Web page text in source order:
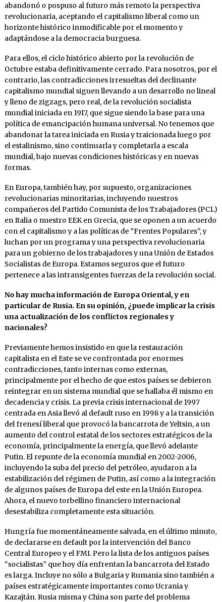
abandonó o pospuso al futuro más remoto la perspectiva
revolucionaria, aceptando el capitalismo liberal como un
horizonte histórico inmodificable por el momento y
adaptándose a la democracia burguesa.
Para ellos, el ciclo histórico abierto por la revolución de
Octubre estaba definitivamente cerrado. Para nosotros, por el
contrario, las contradicciones irresueltas del declinante
capitalismo mundial siguen llevando a un desarrollo no lineal
y lleno de zigzags, pero real, de la revolución socialista
mundial iniciada en 1917, que sigue siendo la base para una
política de emancipación humana universal. No tenemos que
abandonar la tarea iniciada en Rusia y traicionada luego por
el estalinismo, sino continuarla y completarla a escala
mundial, bajo nuevas condiciones históricas y en nuevas
formas.
En Europa, también hay, por supuesto, organizaciones
revolucionarias minoritarias, incluyendo nuestros
compañeros del Partido Comunista de los Trabajadores (PCL)
en Italia o nuestro EEK en Grecia, que se oponen a un acuerdo
con el capitalismo y a las políticas de “Frentes Populares”, y
luchan por un programa y una perspectiva revolucionaria
para un gobierno de los trabajadores y una Unión de Estados
Socialistas de Europa. Estamos seguros que el futuro
pertenece a las intransigentes fuerzas de la revolución social.
No hay mucha información de Europa Oriental, y en
particular de Rusia. En su opinión, ¿puede implicar la crisis
una actualización de los conflictos regionales y
nacionales?
Previamente hemos insistido en que la restauración
capitalista en el Este se ve confrontada por enormes
contradicciones, tanto internas como externas,
principalmente por el hecho de que estos países se debieron
reintegrar en un sistema mundial que se hallaba él mismo en
decadencia y crisis. La previa crisis internacional de 1997
centrada en Asia llevó al default ruso en 1998 y a la transición
del frenesí liberal que provocó la bancarrota de Yeltsin, a un
aumento del control estatal de los sectores estratégicos de la
economía, principalmente la energía, que llevó adelante
Putin. El repunte de la economía mundial en 2002-2006,
incluyendo la suba del precio del petróleo, ayudaron a la
estabilización del régimen de Putin, así como a la integración
de algunos países de Europa del este en la Unión Europea.
Ahora, el nuevo torbellino financiero internacional
desestabiliza completamente esta situación.
Hungría fue momentáneamente salvada, en el último minuto,
de declararse en default por la intervención del Banco
Central Europeo y el FMI. Pero la lista de los antiguos países
“socialistas” que hoy día enfrentan la bancarrota del Estado
es larga. Incluye no sólo a Bulgaria y Rumania sino también a
países estratégicamente importantes como Ucrania y
Kazajtán. Rusia misma y China son parte del problema